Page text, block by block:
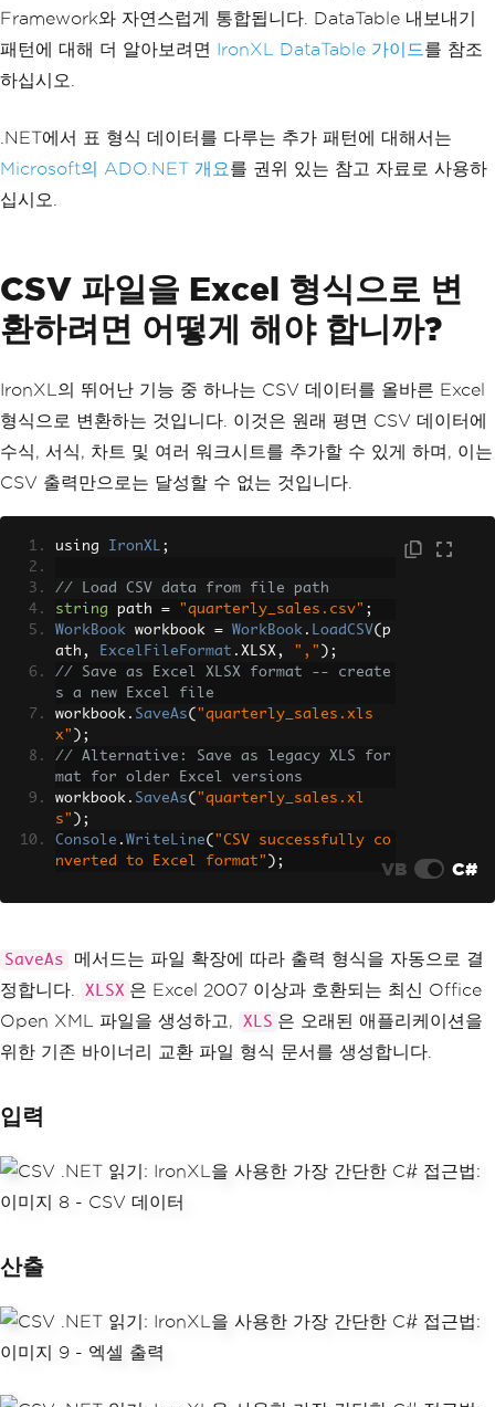
e}, Email: {email}");
Framework와 자연스럽게 통합됩니다. DataTable 내보내기
패턴에 대해 더 알아보려면 IronXL DataTable 가이드를 참조
하십시오.
.NET에서 표 형식 데이터를 다루는 추가 패턴에 대해서는
Microsoft의 ADO.NET 개요를 권위 있는 참고 자료로 사용하
십시오.
CSV 파일을 Excel 형식으로 변
환하려면 어떻게 해야 합니까?
IronXL의 뛰어난 기능 중 하나는 CSV 데이터를 올바른 Excel
형식으로 변환하는 것입니다. 이것은 원래 평면 CSV 데이터에
수식, 서식, 차트 및 여러 워크시트를 추가할 수 있게 하며, 이는
CSV 출력만으로는 달성할 수 없는 것입니다.
using IronXL ;
// Load CSV data from file path
string path = "quarterly_sales.csv" ;
WorkBook workbook = WorkBook . LoadCSV( p
ath , ExcelFileFormat . XLSX, "," );
// Save as Excel XLSX format -- create
s a new Excel file
workbook . SaveAs( "quarterly_sales.xls
x" );
// Alternative: Save as legacy XLS for
mat for older Excel versions
workbook . SaveAs( "quarterly_sales.xl
s" );
Console . WriteLine( "CSV successfully co
nverted to Excel format" ); VB C#
SaveAs
메서드는 파일 확장에 따라 출력 형식을 자동으로 결
정합니다.
XLSX 은 Excel 2007 이상과 호환되는 최신 Office
Open XML 파일을 생성하고,
XLS 은 오래된 애플리케이션을
위한 기존 바이너리 교환 파일 형식 문서를 생성합니다.
입력
산출